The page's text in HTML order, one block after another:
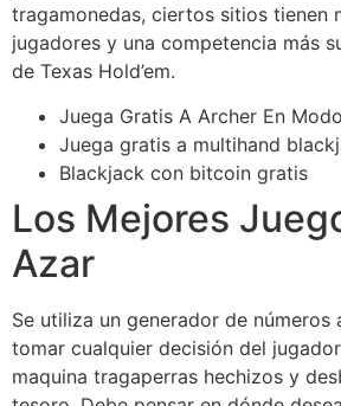
tragamonedas, ciertos sitios tienen
jugadores y una competencia más
de Texas Hold’em.
Juega Gratis A Archer En
Juega gratis a multihand
Blackjack con bitcoin gratis
Los Mejores
Azar
Se utiliza un generador de números
tomar cualquier decisión del
maquina tragaperras hechizos y